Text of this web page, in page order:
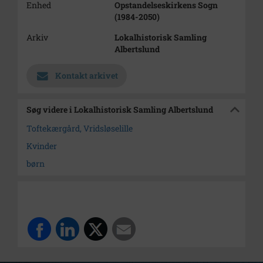
Enhed
Opstandelseskirkens Sogn
(1984-2050)
Arkiv
Lokalhistorisk Samling
Albertslund
Kontakt arkivet
Søg videre i Lokalhistorisk Samling Albertslund
Toftekærgård, Vridsløselille
Kvinder
børn